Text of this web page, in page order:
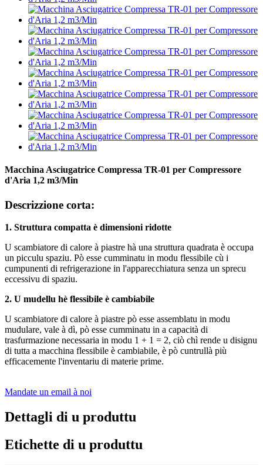
Macchina Asciugatrice Compressa TR-01 per Compressore
d'Aria 1,2 m3/Min
Descrizzione corta:
1. Struttura compatta è dimensioni ridotte
U scambiatore di calore à piastre hà una struttura quadrata è occupa
un picculu spaziu. Pò esse cumminatu in modu flessibile cù i
cumpunenti di refrigerazione in l'apparecchiatura senza un sprecu
eccessivu di spaziu.
2. U mudellu hè flessibile è cambiabile
U scambiatore di calore à piastre pò esse assemblatu in modu
mudulare, vale à dì, pò esse cumminatu in a capacità di
trasfurmazione necessaria in modu 1 + 1 = 2, ciò chì rende u disignu
di tutta a macchina flessibile è cambiabile, è pò cuntrullà più
efficacemente l'inventariu di materie prime.
Mandate un email à noi
Dettagli di u produttu
Etichette di u produttu